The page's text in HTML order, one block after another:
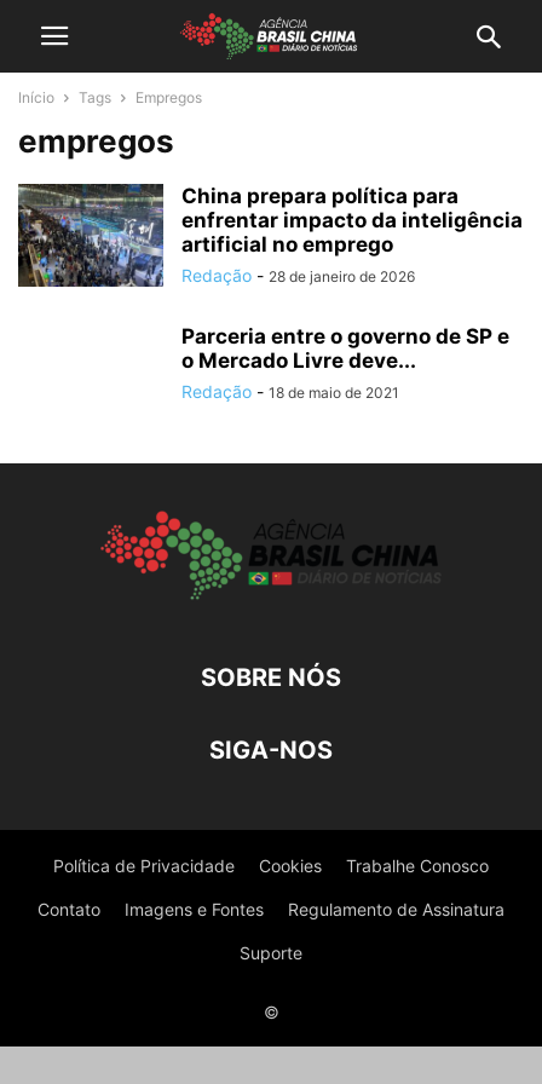
Início Tags Empregos
empregos
China prepara política para
enfrentar impacto da inteligência
artificial no emprego
Redação - 28 de janeiro de 2026
Parceria entre o governo de SP e
o Mercado Livre deve...
Redação - 18 de maio de 2021
SOBRE NÓS
SIGA-NOS
Política de Privacidade Cookies Trabalhe Conosco
Contato Imagens e Fontes Regulamento de Assinatura
Suporte
©